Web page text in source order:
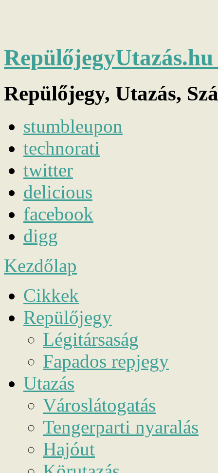
Repülőjegy, Utazás,
stumbleupon
technorati
twitter
delicious
facebook
digg
Kezdőlap
Cikkek
Repülőjegy
Légitársaság
Fapados repjegy
Utazás
Városlátogatás
Tengerparti nyaralás
Hajóut